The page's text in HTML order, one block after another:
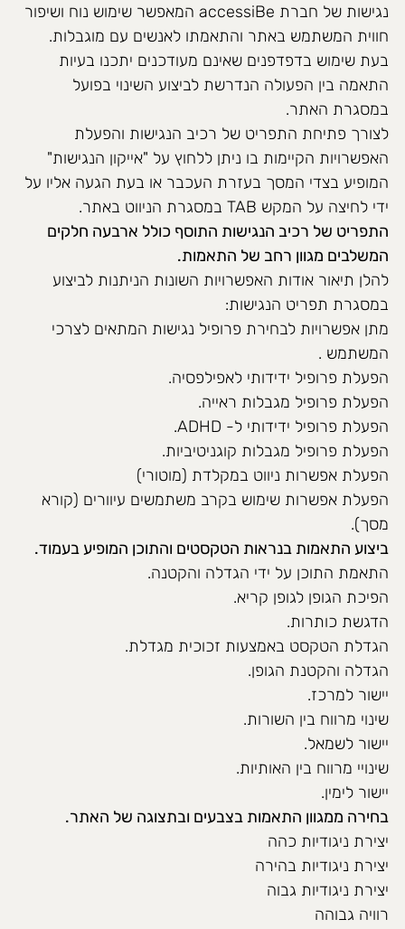
נגישות של חברת accessiBe המאפשר שימוש נוח ושיפור
חווית המשתמש באתר והתאמתו לאנשים עם מוגבלות.
בעת שימוש בדפדפנים שאינם מעודכנים יתכנו בעיות
התאמה בין הפעולה הנדרשת לביצוע השינוי בפועל
במסגרת האתר.
לצורך פתיחת התפריט של רכיב הנגישות והפעלת
האפשרויות הקיימות בו ניתן ללחוץ על "אייקון הנגישות"
המופיע בצדי המסך בעזרת העכבר או בעת הגעה אליו על
ידי לחיצה על המקש TAB במסגרת הניווט באתר.
התפריט של רכיב הנגישות התוסף כולל ארבעה חלקים
המשלבים מגוון רחב של התאמות.
להלן תיאור אודות האפשרויות השונות הניתנות לביצוע
במסגרת תפריט הנגישות:
מתן אפשרויות לבחירת פרופיל נגישות המתאים לצרכי
המשתמש .
הפעלת פרופיל ידידותי לאפילפסיה.
הפעלת פרופיל מגבלות ראייה.
הפעלת פרופיל ידידותי ל- ADHD.
הפעלת פרופיל מגבלות קוגניטיביות.
הפעלת אפשרות ניווט במקלדת (מוטורי)
הפעלת אפשרות שימוש בקרב משתמשים עיוורים (קורא
מסך).
ביצוע התאמות בנראות הטקסטים והתוכן המופיע בעמוד.
התאמת התוכן על ידי הגדלה והקטנה.
הפיכת הגופן לגופן קריא.
הדגשת כותרות.
הגדלת הטקסט באמצעות זכוכית מגדלת.
הגדלה והקטנת הגופן.
יישור למרכז.
שינוי מרווח בין השורות.
יישור לשמאל.
שינויי מרווח בין האותיות.
יישור לימין.
בחירה ממגוון התאמות בצבעים ובתצוגה של האתר.
יצירת ניגודיות כהה
יצירת ניגודיות בהירה
יצירת ניגודיות גבוה
רוויה גבוהה